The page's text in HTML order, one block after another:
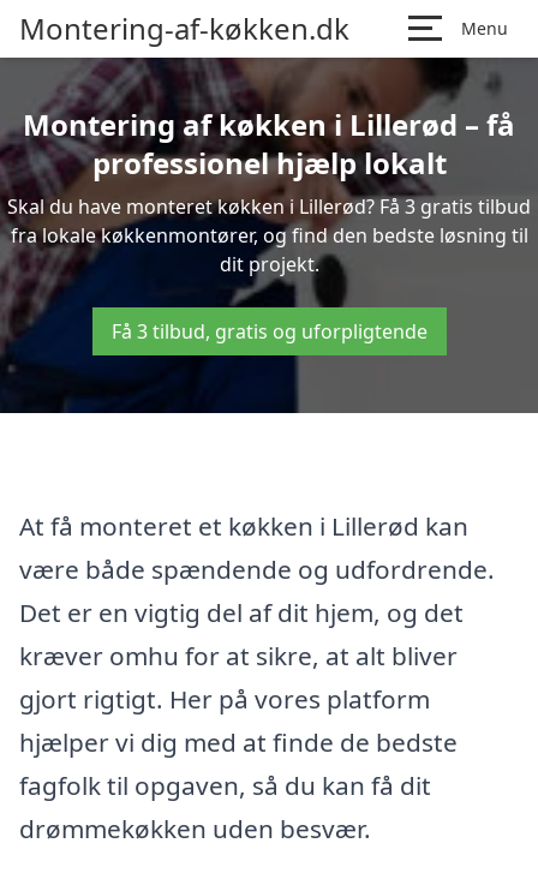
Montering-af-køkken.dk Menu
Montering af køkken i Lillerød – få
professionel hjælp lokalt
Skal du have monteret køkken i Lillerød? Få 3 gratis tilbud
fra lokale køkkenmontører, og find den bedste løsning til
dit projekt.
Få 3 tilbud, gratis og uforpligtende
At få monteret et køkken i Lillerød kan
være både spændende og udfordrende.
Det er en vigtig del af dit hjem, og det
kræver omhu for at sikre, at alt bliver
gjort rigtigt. Her på vores platform
hjælper vi dig med at finde de bedste
fagfolk til opgaven, så du kan få dit
drømmekøkken uden besvær.